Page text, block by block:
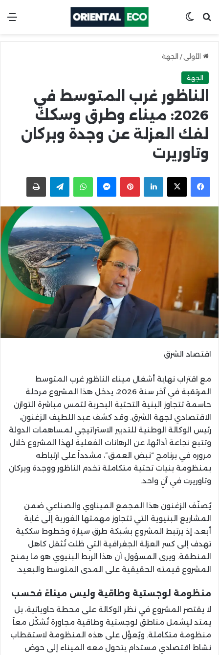
ابحث عنSwitch skin
الأولى / الجهة
الجهة
الناظور غرب المتوسط في
2026: ميناء وطرق وسكك
لفك العزلة عن وجدة وبركان
وتاوريرت
Facebook
X
LinkedIn
Pinterest
Messenger
WhatsApp
Telegramاطبعها
اقتصاد الشرق
مع اقتراب نهاية أشغال ميناء الناظور غرب المتوسط
المرتقبة في آخر سنة 2026، يدخل هذا المشروع مرحلة
حاسمة تتجاوز البنية التحتية البحرية لتمس مباشرة التوازن
الاقتصادي لجهة الشرق. وقد كشف عبد اللطيف الزغنون،
رئيس الوكالة الوطنية للتدبير الاستراتيجي لمساهمات الدولة
وتتبع نجاعة أدائها، عن الرهانات الفعلية لهذا المشروع خلال
مروره في برنامج “نبض العمق”، مشدداً على ارتباطه
بمنظومة بنيات تحتية متكاملة تخدم الناظور ووجدة وبركان
وتاوريرت في آنٍ واحد.
يُصنّف الزغنون هذا المجمع الميناوي والصناعي ضمن
المشاريع البنيوية التي تتجاوز مهمتها الفورية إلى غاية
أبعد، إذ يرتبط المشروع بشبكة طرق سيارة وخطوط سككية
تهدف إلى كسر العزلة الجغرافية التي ظلت تُثقل كاهل
المنطقة. ويرى المسؤول أن هذا الربط البنيوي هو ما يمنح
المشروع قيمته الحقيقية على المدى المتوسط والبعيد.
منظومة لوجستية وطاقية وليس ميناءً فحسب
لا يقتصر المشروع في نظر الوكالة على محطة حاوياتية، بل
يمتد ليشمل مناطق لوجستية وطاقية مجاورة تُشكّل معاً
منظومة متكاملة. ويُعوَّل على هذه المنظومة لاستقطاب
نشاط اقتصادي مستدام يتحول معه الميناء إلى حوض